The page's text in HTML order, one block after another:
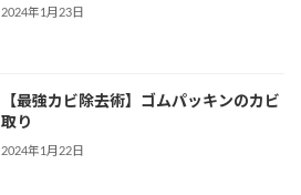
2024年1月23日
【最強カビ除去術】ゴムパッキンのカビ
取り
2024年1月22日